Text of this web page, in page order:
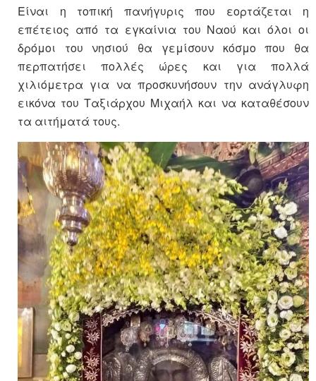
Είναι η τοπική πανήγυρις που εορτάζεται η
επέτειος από τα εγκαίνια του Ναού και όλοι οι
δρόμοι του νησιού θα γεμίσουν κόσμο που θα
περπατήσει πολλές ώρες και για πολλά
χιλιόμετρα για να προσκυνήσουν την ανάγλυφη
εικόνα του Ταξιάρχου Μιχαήλ και να καταθέσουν
τα αιτήματά τους.